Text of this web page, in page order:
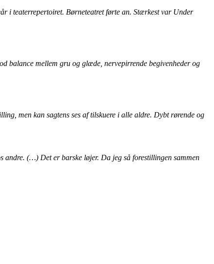
i teaterrepertoiret. Børneteatret førte an. Stærkest var Under
balance mellem gru og glæde, nervepirrende begivenheder og
men kan sagtens ses af tilskuere i alle aldre. Dybt rørende og
andre. (…) Det er barske løjer. Da jeg så forestillingen sammen